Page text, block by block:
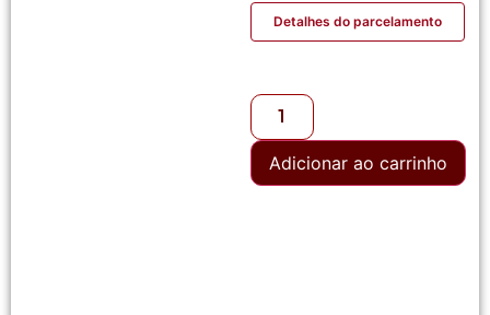
Detalhes do parcelamento
Adicionar ao carrinho